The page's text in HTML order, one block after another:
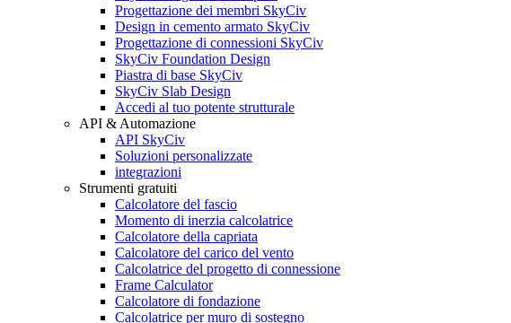
Progettazione dei membri SkyCiv
Design in cemento armato SkyCiv
Progettazione di connessioni SkyCiv
SkyCiv Foundation Design
Piastra di base SkyCiv
SkyCiv Slab Design
Accedi al tuo potente strutturale
API & Automazione
API SkyCiv
Soluzioni personalizzate
integrazioni
Strumenti gratuiti
Calcolatore del fascio
Momento di inerzia calcolatrice
Calcolatore della capriata
Calcolatore del carico del vento
Calcolatrice del progetto di connessione
Frame Calculator
Calcolatore di fondazione
Calcolatrice per muro di sostegno